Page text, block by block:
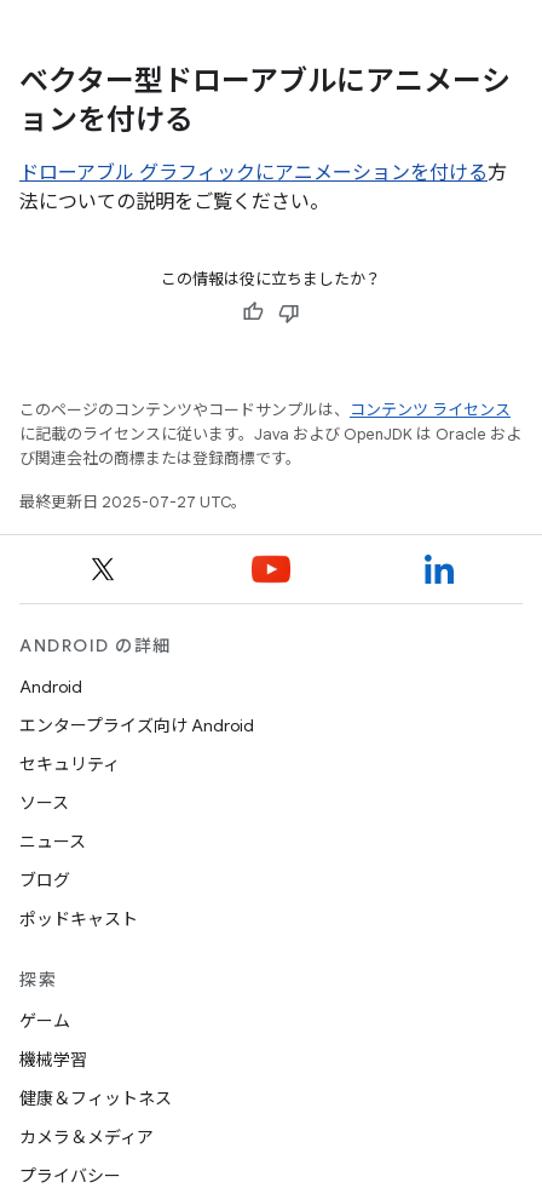
ベクター型ドローアブルにアニメーシ
ョンを付ける
ドローアブル グラフィックにアニメーションを付ける方
法についての説明をご覧ください。
この情報は役に立ちましたか？
このページのコンテンツやコードサンプルは、
コンテンツ ライセンス
に記載のライセンスに従います。Java および OpenJDK は Oracle およ
び関連会社の商標または登録商標です。
最終更新日 2025-07-27 UTC。
ANDROID の詳細
Android
エンタープライズ向け Android
セキュリティ
ソース
ニュース
ブログ
ポッドキャスト
探索
ゲーム
機械学習
健康＆フィットネス
カメラ＆メディア
プライバシー